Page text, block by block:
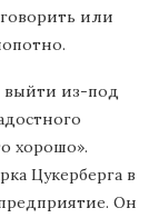
или
выйти из-под
хорошо».
Цукерберга в
Он